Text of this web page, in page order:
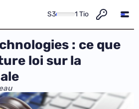
S3 1 Tio
: ce que
loi sur la